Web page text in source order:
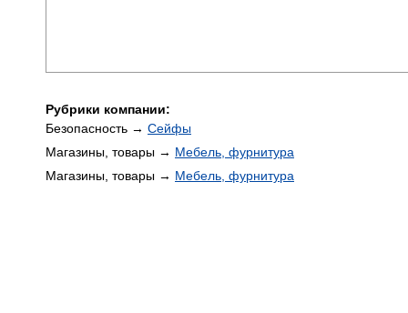
Рубрики компании:
Безопасность → Сейфы
Магазины, товары → Мебель, фурнитура
Магазины, товары → Мебель, фурнитура